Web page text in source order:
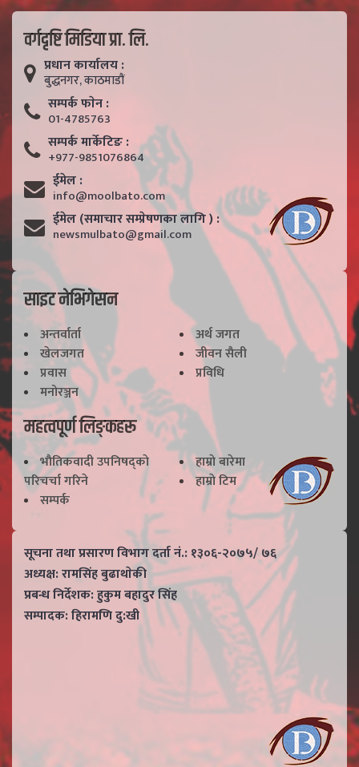
वर्गदृष्टि मिडिया प्रा. लि.
प्रधान कार्यालय :
बुद्धनगर, काठमाडाैं
सम्पर्क फाेन :
01-4785763
सम्पर्क मार्केटिङ :
+977-9851076864
ईमेल :
info@moolbato.com
ईमेल (समाचार सम्प्रेषणका लागि ) :
newsmulbato@gmail.com
साइट नेभिगेसन
अन्तर्वार्ता
अर्थ जगत
खेलजगत
जीवन सैली
प्रवास
प्रविधि
मनोरञ्जन
महत्वपूर्ण लिङ्कहरू
भाैतिकवादी उपनिषद्काे
परिचर्चा गरिने
हाम्राे बारेमा
हाम्राे टिम
सम्पर्क
सूचना तथा प्रसारण विभाग दर्ता नं.: १३०६-२०७५/ ७६
अध्यक्ष: रामसिंह बुढाथाेकी
प्रबन्ध निर्देशक: हुकुम बहादुर सिंह
सम्पादक: हिरामणि दु:खी